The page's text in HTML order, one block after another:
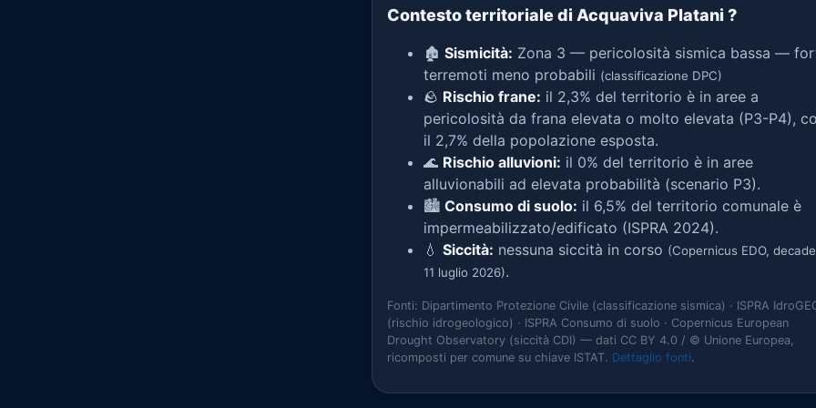
Contesto territoriale di Acquaviva Platani ?
🏚️ Sismicità: Zona 3 — pericolosità sismica bassa —
terremoti meno probabili (classificazione DPC)
🪨 Rischio frane: il 2,3% del territorio è in aree a
pericolosità da frana elevata o molto elevata (P3-P4),
il 2,7% della popolazione esposta.
🌊 Rischio alluvioni: il 0% del territorio è in aree
alluvionabili ad elevata probabilità (scenario P3).
🏙️ Consumo di suolo: il 6,5% del territorio comunale è
impermeabilizzato/edificato (ISPRA 2024).
💧 Siccità: nessuna siccità in corso (Copernicus EDO,
11 luglio 2026).
Fonti: Dipartimento Protezione Civile (classificazione sismica) · ISPRA
(rischio idrogeologico) · ISPRA Consumo di suolo · Copernicus European
Drought Observatory (siccità CDI) — dati CC BY 4.0 / © Unione Europea,
ricomposti per comune su chiave ISTAT. Dettaglio fonti.